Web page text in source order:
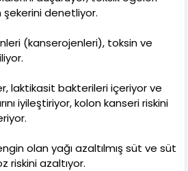
denetliyor.
(kanserojenleri), toksin ve
laktikasit bakterileri içeriyor ve
iyileştiriyor, kolon kanseri riskini
olan yağı azaltılmış süt ve süt
riskini azaltıyor.